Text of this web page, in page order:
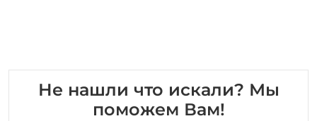
Не нашли что искали? Мы
поможем Вам!